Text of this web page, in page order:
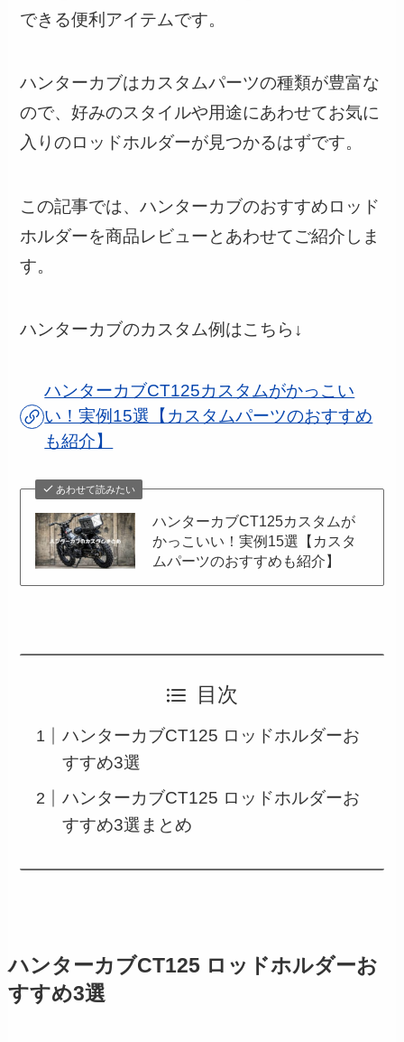
できる便利アイテムです。
ハンターカブはカスタムパーツの種類が豊富な
ので、好みのスタイルや用途にあわせてお気に
入りのロッドホルダーが見つかるはずです。
この記事では、ハンターカブのおすすめロッド
ホルダーを商品レビューとあわせてご紹介しま
す。
ハンターカブのカスタム例はこちら↓
ハンターカブCT125カスタムがかっこい
い！実例15選【カスタムパーツのおすすめ
も紹介】
あわせて読みたい
ハンターカブCT125カスタムが
かっこいい！実例15選【カスタ
ムパーツのおすすめも紹介】
目次
ハンターカブCT125 ロッドホルダーお
すすめ3選
ハンターカブCT125 ロッドホルダーお
すすめ3選まとめ
ハンターカブCT125 ロッドホルダーお
すすめ3選